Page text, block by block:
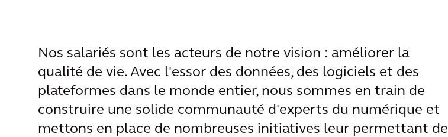
Nos salariés sont les acteurs de notre vision : améliorer la
qualité de vie. Avec l'essor des données, des logiciels et des
plateformes dans le monde entier, nous sommes en train de
construire une solide communauté d'experts du numérique et
mettons en place de nombreuses initiatives leur permettant de